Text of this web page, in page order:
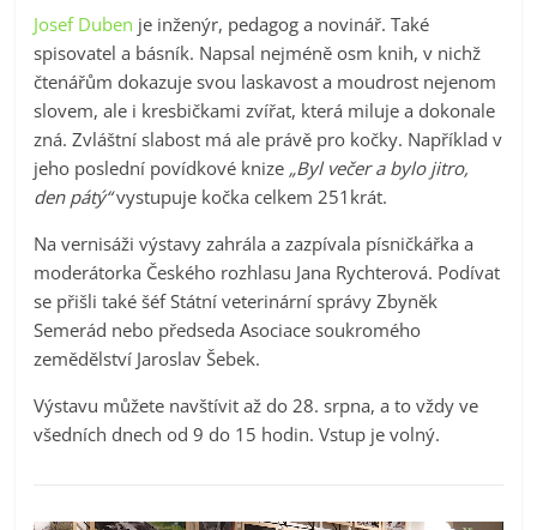
Josef Duben je inženýr, pedagog a novinář. Také
spisovatel a básník. Napsal nejméně osm knih, v nichž
čtenářům dokazuje svou laskavost a moudrost nejenom
slovem, ale i kresbičkami zvířat, která miluje a dokonale
zná. Zvláštní slabost má ale právě pro kočky. Například v
jeho poslední povídkové knize „Byl večer a bylo jitro,
den pátý“vystupuje kočka celkem 251krát.
Na vernisáži výstavy zahrála a zazpívala písničkářka a
moderátorka Českého rozhlasu Jana Rychterová. Podívat
se přišli také šéf Státní veterinární správy Zbyněk
Semerád nebo předseda Asociace soukromého
zemědělství Jaroslav Šebek.
Výstavu můžete navštívit až do 28. srpna, a to vždy ve
všedních dnech od 9 do 15 hodin. Vstup je volný.